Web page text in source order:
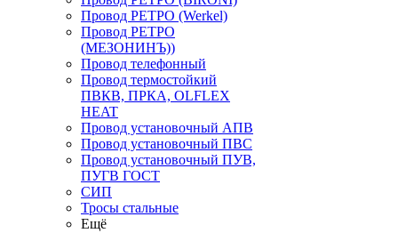
Провод РЕТРО (Werkel)
Провод РЕТРО
(МЕЗОНИНЪ))
Провод телефонный
Провод термостойкий
ПВКВ, ПРКА, OLFLEX
HEAT
Провод установочный АПВ
Провод установочный ПВС
Провод установочный ПУВ,
ПУГВ ГОСТ
СИП
Тросы стальные
Ещё